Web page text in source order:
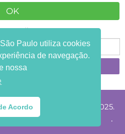
e-mail:
em São Paulo 2002-2025.
os direitos reservados.
.
Paulo utiliza cookies
de navegação.
nossa
Acordo